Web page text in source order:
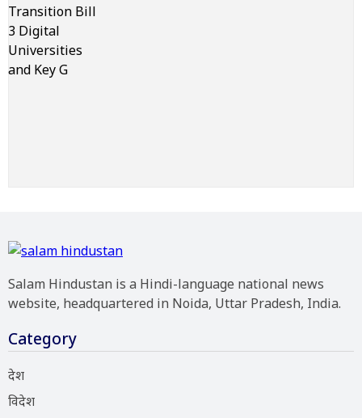
Salam Hindustan is a Hindi-language national news
website, headquartered in Noida, Uttar Pradesh, India.
Category
देश
विदेश